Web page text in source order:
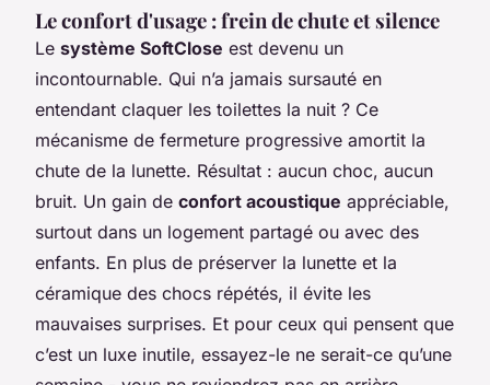
Le confort d'usage : frein de chute et silence
Le système SoftClose est devenu un
incontournable. Qui n’a jamais sursauté en
entendant claquer les toilettes la nuit ? Ce
mécanisme de fermeture progressive amortit la
chute de la lunette. Résultat : aucun choc, aucun
bruit. Un gain de confort acoustique appréciable,
surtout dans un logement partagé ou avec des
enfants. En plus de préserver la lunette et la
céramique des chocs répétés, il évite les
mauvaises surprises. Et pour ceux qui pensent que
c’est un luxe inutile, essayez-le ne serait-ce qu’une